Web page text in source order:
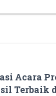
Acara
Terbaik